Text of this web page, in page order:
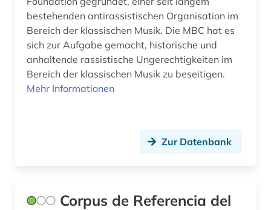
juden (1)
jüdische geschichte (1)
kanada (1)
karlsruhe (1)
komponist (1)
bestehenden antirassistischen Organisation im
Bereich der klassischen Musik. Die MBC hat es
sich zur Aufgabe gemacht, historische und
anhaltende rassistische Ungerechtigkeiten im
Bereich der klassischen Musik zu beseitigen.
Mehr Informationen
Zur Datenbank
Corpus de Referencia del